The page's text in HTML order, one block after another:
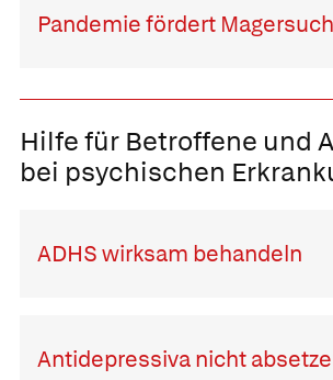
Pandemie fördert
Hilfe für Betroffene und
bei psychischen
ADHS wirksam behandeln
Antidepressiva nicht